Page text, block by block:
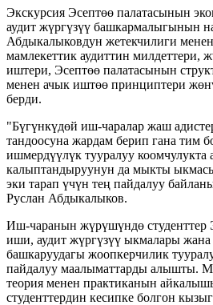
Экскурсия Эсептөө палатасынын
аудит жүргүзүү башкармалыгынын
Абдыкалыковдун жетекчилиги менен
мамлекеттик аудиттин милдеттери,
иштери, Эсептөө палатасынын
менен ачык иштөө принциптери
берди.
"Бүгүнкүдөй иш-чаралар жаш
тандоосуна жардам берип гана тим
ишмердүүлүк тууралуу
калыптандыруунун да мыкты
эки тарап үчүн тең пайдалуу
Руслан Абдыкалыков.
Иш-чаранын жүрүшүндө студенттер
иши, аудит жүргүзүү ыкмалары
башкаруудагы жоопкерчилик
пайдалуу маалыматтарды алышты.
теория менен практиканын
студенттердин кесипке болгон